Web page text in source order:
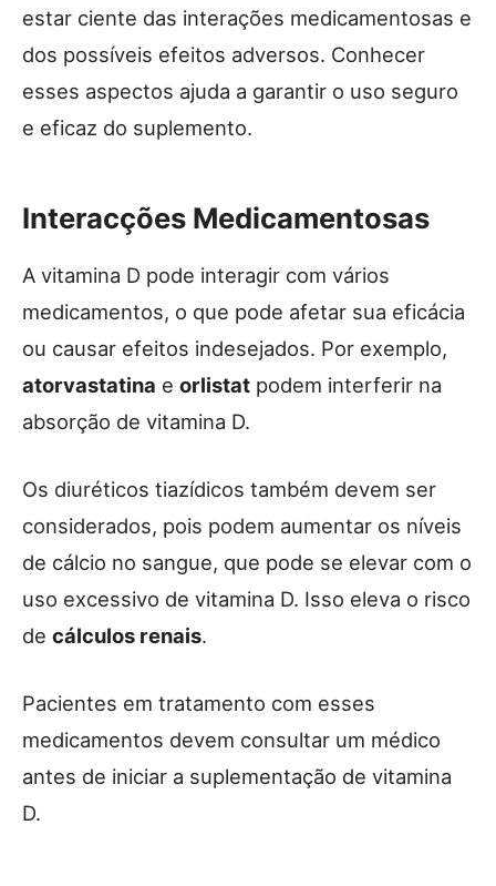
estar ciente das interações medicamentosas e
dos possíveis efeitos adversos. Conhecer
esses aspectos ajuda a garantir o uso seguro
e eficaz do suplemento.
Interacções Medicamentosas
A vitamina D pode interagir com vários
medicamentos, o que pode afetar sua eficácia
ou causar efeitos indesejados. Por exemplo,
atorvastatina e orlistat podem interferir na
absorção de vitamina D.
Os diuréticos tiazídicos também devem ser
considerados, pois podem aumentar os níveis
de cálcio no sangue, que pode se elevar com o
uso excessivo de vitamina D. Isso eleva o risco
de cálculos renais.
Pacientes em tratamento com esses
medicamentos devem consultar um médico
antes de iniciar a suplementação de vitamina
D.